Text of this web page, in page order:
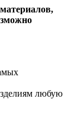
любую